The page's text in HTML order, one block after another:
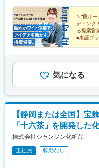
そ、勤務地・職種とも
■ミッション：
店舗拡大に伴い、複数
募集します。店舗運営
す。店長経験を活かし
組織づくりに携わりた
ト・アルバイト従業員
■魅力：
全国展開のリーディン
トまで一貫して成長で
界のリーディングカン
を活かし、店舗業務か
市兵庫県三田市和歌山
総社市広島県安芸郡山
＼“段ボ
ディング
る提案営
■東証プ
気になる
【静岡または全国】宝
「十六茶」を開発した
株式会社シャンソン化粧品
正社員 転勤なし